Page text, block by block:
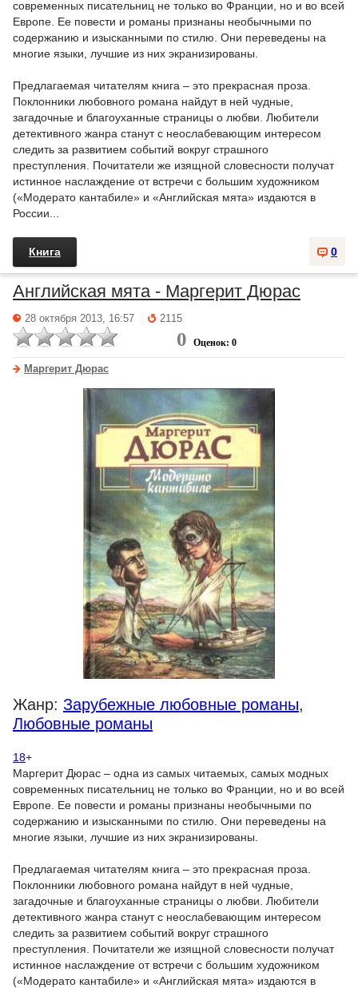
современных писательниц не только во Франции, но и во всей
Европе. Ее повести и романы признаны необычными по
содержанию и изысканными по стилю. Они переведены на
многие языки, лучшие из них экранизированы.
Предлагаемая читателям книга – это прекрасная проза.
Поклонники любовного романа найдут в ней чудные,
загадочные и благоуханные страницы о любви. Любители
детективного жанра станут с неослабевающим интересом
следить за развитием событий вокруг страшного
преступления. Почитатели же изящной словесности получат
истинное наслаждение от встречи с большим художником
(«Модерато кантабиле» и «Английская мята» издаются в
России...
0
Книга
Английская мята - Маргерит Дюрас
28 октября 2013, 16:57 2115
0 Оценок: 0
Маргерит Дюрас
Жанр: Зарубежные любовные романы,
Любовные романы
18+
Маргерит Дюрас – одна из самых читаемых, самых модных
современных писательниц не только во Франции, но и во всей
Европе. Ее повести и романы признаны необычными по
содержанию и изысканными по стилю. Они переведены на
многие языки, лучшие из них экранизированы.
Предлагаемая читателям книга – это прекрасная проза.
Поклонники любовного романа найдут в ней чудные,
загадочные и благоуханные страницы о любви. Любители
детективного жанра станут с неослабевающим интересом
следить за развитием событий вокруг страшного
преступления. Почитатели же изящной словесности получат
истинное наслаждение от встречи с большим художником
(«Модерато кантабиле» и «Английская мята» издаются в